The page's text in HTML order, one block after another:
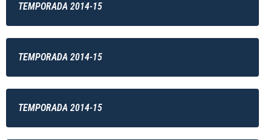
TEMPORADA 2014-15
TEMPORADA 2014-15
TEMPORADA 2014-15